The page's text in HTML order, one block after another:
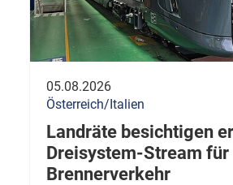
05.08.2026
Österreich/Italien
Landräte besichtigen
Dreisystem-Stream für
Brennerverkehr